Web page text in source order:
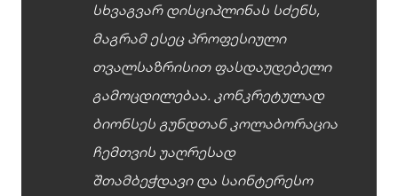
სხვაგვარ დისციპლინას სძენს,
მაგრამ ესეც პროფესიული
თვალსაზრისით ფასდაუდებელი
გამოცდილებაა. კონკრეტულად
ბიონსეს გუნდთან კოლაბორაცია
ჩემთვის უაღრესად
შთამბეჭდავი და საინტერესო